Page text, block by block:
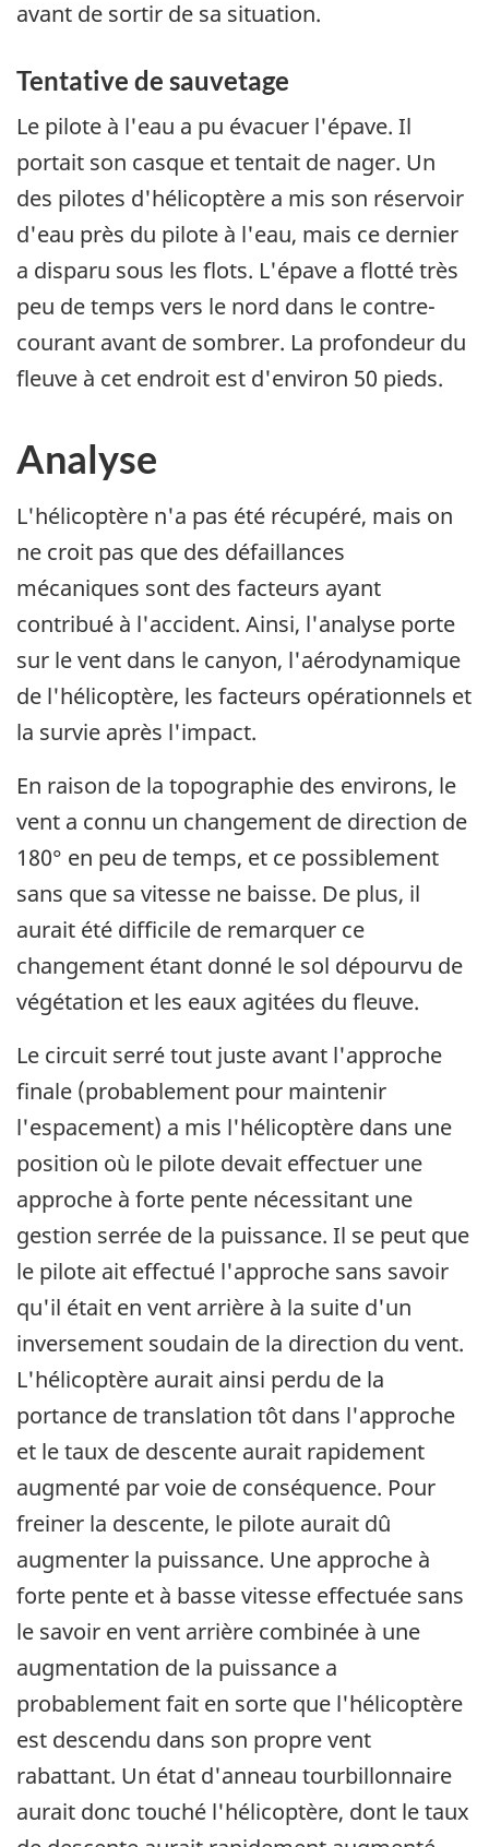
avant de sortir de sa situation.
Tentative de sauvetage
Le pilote à l'eau a pu évacuer l'épave. Il
portait son casque et tentait de nager. Un
des pilotes d'hélicoptère a mis son réservoir
d'eau près du pilote à l'eau, mais ce dernier
a disparu sous les flots. L'épave a flotté très
peu de temps vers le nord dans le contre-
courant avant de sombrer. La profondeur du
fleuve à cet endroit est d'environ 50 pieds.
Analyse
L'hélicoptère n'a pas été récupéré, mais on
ne croit pas que des défaillances
mécaniques sont des facteurs ayant
contribué à l'accident. Ainsi, l'analyse porte
sur le vent dans le canyon, l'aérodynamique
de l'hélicoptère, les facteurs opérationnels et
la survie après l'impact.
En raison de la topographie des environs, le
vent a connu un changement de direction de
180° en peu de temps, et ce possiblement
sans que sa vitesse ne baisse. De plus, il
aurait été difficile de remarquer ce
changement étant donné le sol dépourvu de
végétation et les eaux agitées du fleuve.
Le circuit serré tout juste avant l'approche
finale (probablement pour maintenir
l'espacement) a mis l'hélicoptère dans une
position où le pilote devait effectuer une
approche à forte pente nécessitant une
gestion serrée de la puissance. Il se peut que
le pilote ait effectué l'approche sans savoir
qu'il était en vent arrière à la suite d'un
inversement soudain de la direction du vent.
L'hélicoptère aurait ainsi perdu de la
portance de translation tôt dans l'approche
et le taux de descente aurait rapidement
augmenté par voie de conséquence. Pour
freiner la descente, le pilote aurait dû
augmenter la puissance. Une approche à
forte pente et à basse vitesse effectuée sans
le savoir en vent arrière combinée à une
augmentation de la puissance a
probablement fait en sorte que l'hélicoptère
est descendu dans son propre vent
rabattant. Un état d'anneau tourbillonnaire
aurait donc touché l'hélicoptère, dont le taux